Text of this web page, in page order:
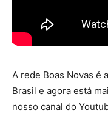
A rede Boas Novas é
Brasil e agora está
nosso canal do